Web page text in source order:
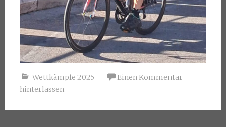
Wettkämpfe 2025
Einen Kommentar
hinterlassen